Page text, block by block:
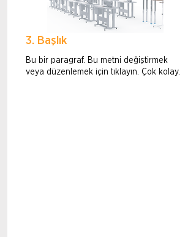
3. Başlık
Bu bir paragraf. Bu metni değiştirmek
veya düzenlemek için tıklayın. Çok kolay.